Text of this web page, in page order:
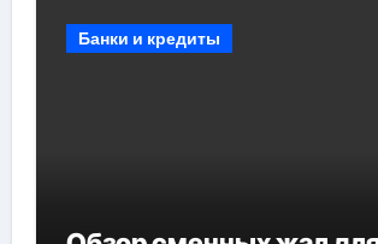
Банки и кредиты